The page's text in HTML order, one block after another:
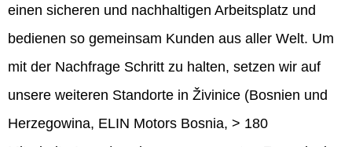
einen sicheren und nachhaltigen Arbeitsplatz und
bedienen so gemeinsam Kunden aus aller Welt. Um
mit der Nachfrage Schritt zu halten, setzen wir auf
unsere weiteren Standorte in Živinice (Bosnien und
Herzegowina, ELIN Motors Bosnia, > 180